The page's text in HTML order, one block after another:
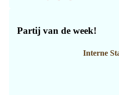
Partij van de week!
Interne